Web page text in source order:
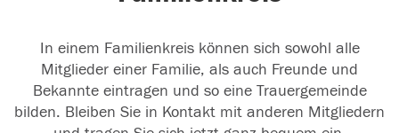
In einem Familienkreis können sich sowohl alle
Mitglieder einer Familie, als auch Freunde und
Bekannte eintragen und so eine Trauergemeinde
bilden. Bleiben Sie in Kontakt mit anderen Mitgliedern